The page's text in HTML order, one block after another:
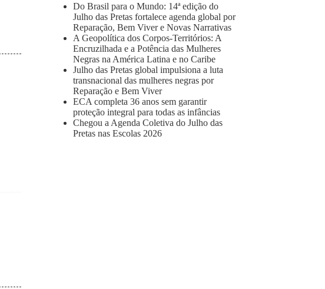
Do Brasil para o Mundo: 14ª edição do
Julho das Pretas fortalece agenda global por
Reparação, Bem Viver e Novas Narrativas
A Geopolítica dos Corpos-Territórios: A
Encruzilhada e a Potência das Mulheres
Negras na América Latina e no Caribe
Julho das Pretas global impulsiona a luta
transnacional das mulheres negras por
Reparação e Bem Viver
ECA completa 36 anos sem garantir
proteção integral para todas as infâncias
Chegou a Agenda Coletiva do Julho das
Pretas nas Escolas 2026